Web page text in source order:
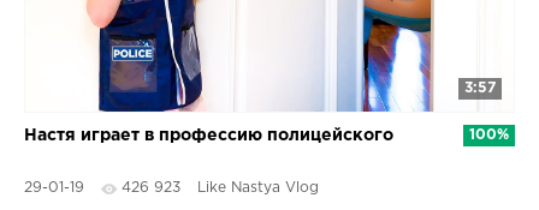
3:57
Настя играет в профессию полицейского
29-01-19 426 923 Like Nastya Vlog
100%